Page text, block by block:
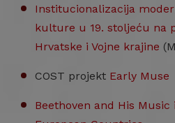
Institucionalizacija
kulture u 19. stoljeću na
Hrvatske i Vojne krajine
COST projekt Early Muse
Beethoven and His